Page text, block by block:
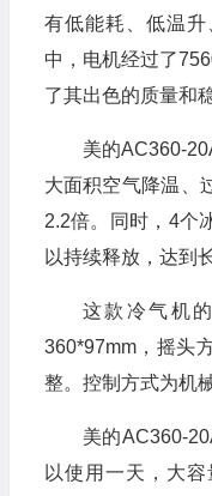
有低能耗、低温
中，电机经过了
了其出色的质量和
美的AC360-
大面积空气降温、
2.2倍。同时，4个
以持续释放，达到
这款冷气机
360*97mm，摇头
整。控制方式为机
美的AC360-
以使用一天，大